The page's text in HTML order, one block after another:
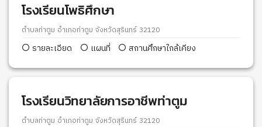
โรงเรียนโพธิศึกษา
ตำบลท่าตูม อำเภอท่าตูม จังหวัดสุรินทร์ 32120
รายละเอียด แผนที่ สถานศึกษาใกล้เคียง
โรงเรียนวิทยาลัยการอาชีพท่าตูม
ตำบลท่าตูม อำเภอท่าตูม จังหวัดสุรินทร์ 32120